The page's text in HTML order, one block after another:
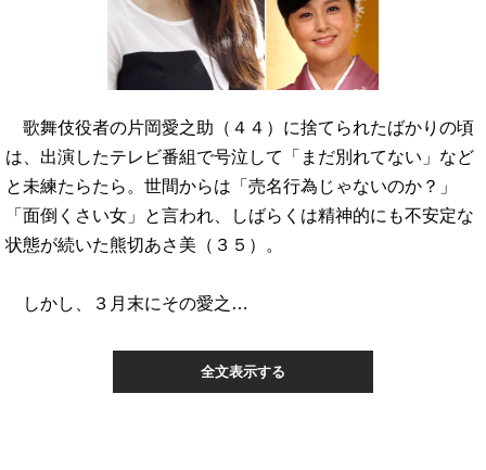
歌舞伎役者の片岡愛之助（４４）に捨てられたばかりの頃
は、出演したテレビ番組で号泣して「まだ別れてない」など
と未練たらたら。世間からは「売名行為じゃないのか？」
「面倒くさい女」と言われ、しばらくは精神的にも不安定な
状態が続いた熊切あさ美（３５）。
しかし、３月末にその愛之…
全文表示する